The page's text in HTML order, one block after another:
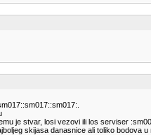
je stvar, losi vezovi ili los serviser
skijasa danasnice ali toliko bodova